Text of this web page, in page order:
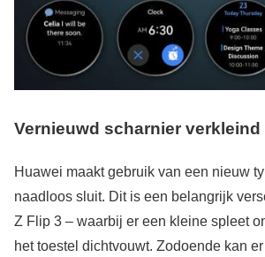
Vernieuwd scharnier verkleind
Huawei maakt gebruik van een nieuw
naadloos sluit. Dit is een belangrijk
Z Flip 3 – waarbij er een kleine spleet
het toestel dichtvouwt. Zodoende kan